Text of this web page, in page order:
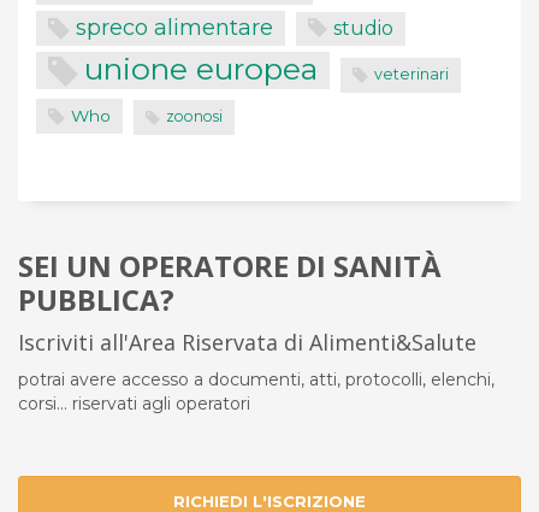
spreco alimentare studio
unione europea veterinari
Who zoonosi
SEI UN OPERATORE DI SANITÀ
PUBBLICA?
Iscriviti all'Area Riservata di Alimenti&Salute
potrai avere accesso a documenti, atti, protocolli, elenchi,
corsi... riservati agli operatori
RICHIEDI L'ISCRIZIONE